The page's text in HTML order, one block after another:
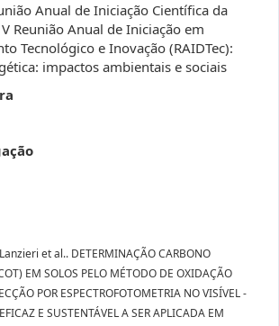
Anual de Iniciação Científica da
V Reunião Anual de Iniciação em
Tecnológico e Inovação (RAIDTec):
impactos ambientais e sociais
et al.. DETERMINAÇÃO CARBONO
EM SOLOS PELO MÉTODO DE OXIDAÇÃO
POR ESPECTROFOTOMETRIA NO VISÍVEL -
E SUSTENTÁVEL A SER APLICADA EM